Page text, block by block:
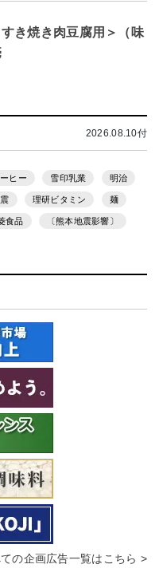
き焼き肉豆腐用＞（味
2026.08.10付
ヒー 雪印乳業 明治
理研ビタミン 麺
食品 〔熊本地震影響〕
の企画広告一覧はこちら >